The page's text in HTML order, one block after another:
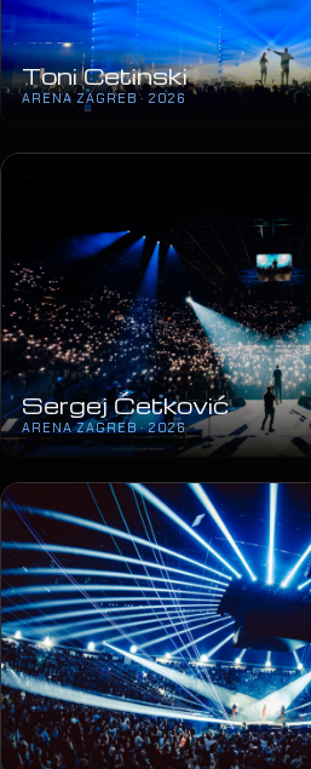
Toni Cetinski
ARENA ZAGREB · 2026
Sergej Ćetković
ARENA ZAGREB · 2026